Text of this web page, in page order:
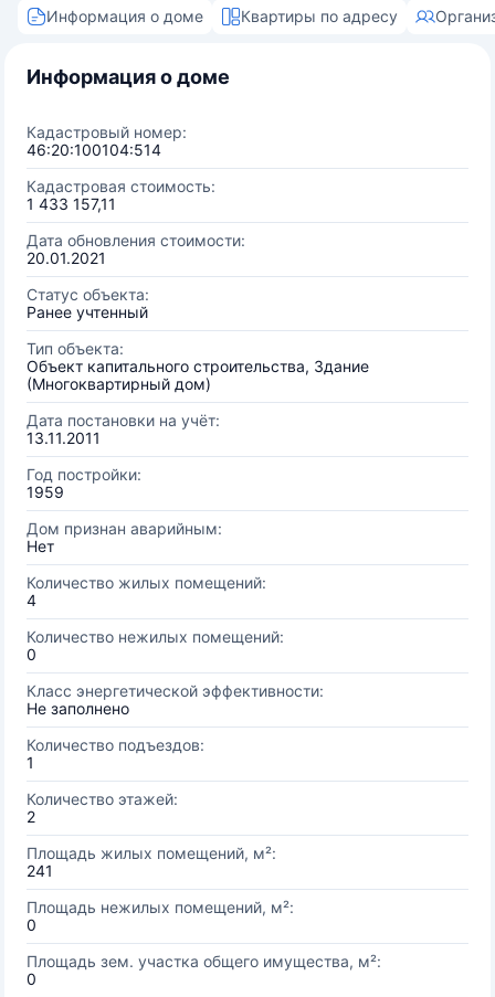
Информация о доме Квартиры по адресу
Информация о доме
Кадастровый номер:
46:20:100104:514
Кадастровая стоимость:
1 433 157,11
Дата обновления стоимости:
20.01.2021
Статус объекта:
Ранее учтенный
Тип объекта:
Объект капитального строительства, Здание
(Многоквартирный дом)
Дата постановки на учёт:
13.11.2011
Год постройки:
1959
Дом признан аварийным:
Нет
Количество жилых помещений:
4
Количество нежилых помещений:
0
Класс энергетической эффективности:
Не заполнено
Количество подъездов:
1
Количество этажей:
2
Площадь жилых помещений, м²:
241
Площадь нежилых помещений, м²:
0
Площадь зем. участка общего имущества, м²:
0